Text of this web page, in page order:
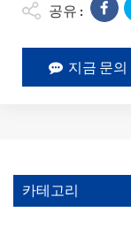
공유 :
지금 문의
카테고리